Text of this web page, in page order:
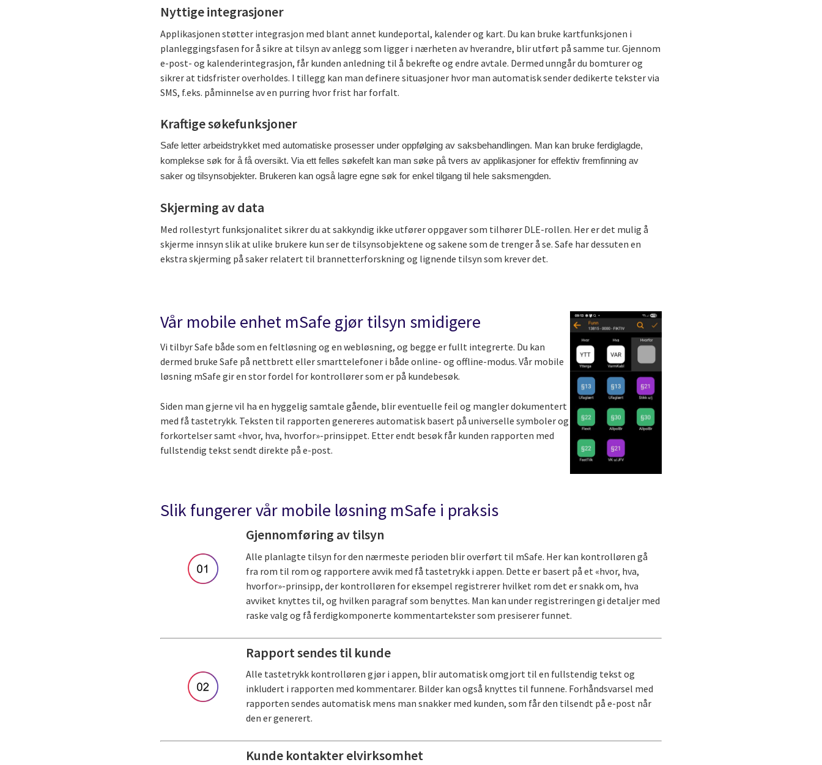
Nyttige integrasjoner
Applikasjonen støtter integrasjon med blant annet kundeportal, kalender og kart. Du kan bruke kartfunksjonen i
planleggingsfasen for å sikre at tilsyn av anlegg som ligger i nærheten av hverandre, blir utført på samme tur. Gjennom
e-post- og kalenderintegrasjon, får kunden anledning til å bekrefte og endre avtale. Dermed unngår du bomturer og
sikrer at tidsfrister overholdes. I tillegg kan man definere situasjoner hvor man automatisk sender dedikerte tekster via
SMS, f.eks. påminnelse av en purring hvor frist har forfalt.
Kraftige søkefunksjoner
Safe letter arbeidstrykket med automatiske prosesser under oppfølging av saksbehandlingen. Man kan bruke ferdiglagde,
komplekse søk for å få oversikt. Via ett felles søkefelt kan man søke på tvers av applikasjoner for effektiv fremfinning av
saker og tilsynsobjekter. Brukeren kan også lagre egne søk for enkel tilgang til hele saksmengden.
Skjerming av data
Med rollestyrt funksjonalitet sikrer du at sakkyndig ikke utfører oppgaver som tilhører DLE-rollen. Her er det mulig å
skjerme innsyn slik at ulike brukere kun ser de tilsynsobjektene og sakene som de trenger å se. Safe har dessuten en
ekstra skjerming på saker relatert til brannetterforskning og lignende tilsyn som krever det.
Vår mobile enhet mSafe gjør tilsyn smidigere
Vi tilbyr Safe både som en feltløsning og en webløsning, og begge er fullt integrerte. Du kan
dermed bruke Safe på nettbrett eller smarttelefoner i både online- og offline-modus. Vår mobile
løsning mSafe gir en stor fordel for kontrollører som er på kundebesøk.
Siden man gjerne vil ha en hyggelig samtale gående, blir eventuelle feil og mangler dokumentert
med få tastetrykk. Teksten til rapporten genereres automatisk basert på universelle symboler og
forkortelser samt «hvor, hva, hvorfor»-prinsippet. Etter endt besøk får kunden rapporten med
fullstendig tekst sendt direkte på e-post.
Slik fungerer vår mobile løsning mSafe i praksis
Gjennomføring av tilsyn
Alle planlagte tilsyn for den nærmeste perioden blir overført til mSafe. Her kan kontrolløren gå
fra rom til rom og rapportere avvik med få tastetrykk i appen. Dette er basert på et «hvor, hva,
hvorfor»-prinsipp, der kontrolløren for eksempel registrerer hvilket rom det er snakk om, hva
avviket knyttes til, og hvilken paragraf som benyttes. Man kan under registreringen gi detaljer med
raske valg og få ferdigkomponerte kommentartekster som presiserer funnet.
Rapport sendes til kunde
Alle tastetrykk kontrolløren gjør i appen, blir automatisk omgjort til en fullstendig tekst og
inkludert i rapporten med kommentarer. Bilder kan også knyttes til funnene. Forhåndsvarsel med
rapporten sendes automatisk mens man snakker med kunden, som får den tilsendt på e-post når
den er generert.
Kunde kontakter elvirksomhet